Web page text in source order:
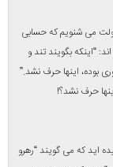
می خواند: “شونه به شونه
و خیسه، چشمای من
راست باشد تا از
کج بودن کت شروع می